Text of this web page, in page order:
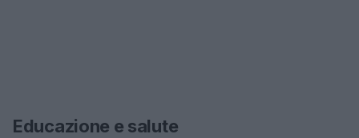
Educazione e salute